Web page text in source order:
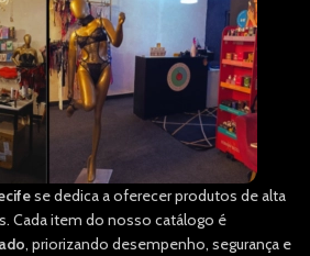
se dedica a oferecer produtos de alta
Cada item do nosso catálogo é
, priorizando desempenho, segurança e